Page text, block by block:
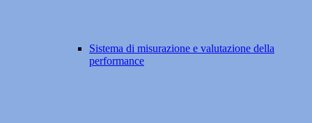
Sistema di misurazione e valutazione della
performance